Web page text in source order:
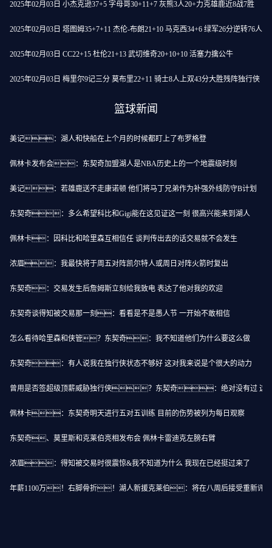
2025年02月03日 小杰克逊37+5 字母哥30+11+7 灰熊3人20+力克雄鹿近8战7胜
2025年02月03日 塔图姆35+7+11 杰伦-布朗21+10 马克西34+6 绿军26分逆转76人
2025年02月03日 CC22+15 杜伦21+13 武切维奇20+10+10 活塞力擒公牛
2025年02月03日 梅里尔9记三分 莫布里22+11 骑士8人上双43分大胜残阵独行侠
篮球新闻
美记：湖人和快船在上个月的时候都盯上了布罗格登
佩林卡发布会：东契奇加盟湖人是NBA历史上的一个地震级时刻
美记：若雄鹿送不走康诺顿 他们将马丁兄弟作为补强外线防守B计划
东契奇：多么希望科比和Gigi能在这见证这一刻 很高兴能来到湖人
佩林卡：因科比和哈里森互相信任 谈判传出去的话交易就不会发生
浓眉：我最快将于周五对阵凯尔特人或周日对阵火箭时复出
东契奇：交易发生后詹姆斯立刻给我致电 表达了他对我的欢迎
东契奇谈得知被交易那一刻：看看是不是愚人节 一开始不敢相信
怎么看待哈里森和侠管？东契奇：我不知道他们为什么要这么做
东契奇：有人说我在独行侠状态不够好 这对我来说是个很大的动力
曾用是否签超级顶薪威胁独行侠？东契奇：绝对没有过 这
佩林卡：东契奇明天进行五对五训练 目前的伤势被列为每日观察
东契奇、莫里斯和克莱伯亮相发布会 佩林卡雷迪克左膀右臂
浓眉：得知被交易时很震惊&我不知道为什么 我现在已经挺过来了
年薪1100万！右脚骨折！湖人新援克莱伯：将在八周后接受重新评估